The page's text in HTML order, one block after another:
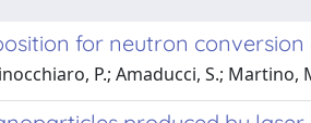
for neutron
P.; Amaducci, S.;